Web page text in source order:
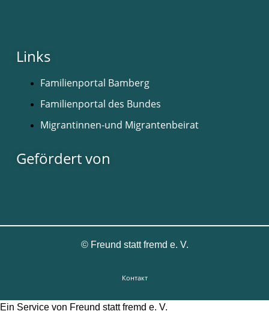
Links
Familienportal Bamberg
Familienportal des Bundes
Migrantinnen-und Migrantenbeirat
Gefördert von
©Freund statt fremd e. V.
Контакт
Ein Service von Freund statt fremd e. V.